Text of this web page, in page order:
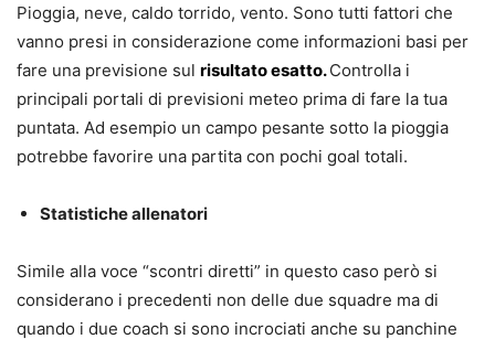
Pioggia, neve, caldo torrido, vento. Sono tutti fattori che
vanno presi in considerazione come informazioni basi per
fare una previsione sul risultato esatto.Controlla i
principali portali di previsioni meteo prima di fare la tua
puntata. Ad esempio un campo pesante sotto la pioggia
potrebbe favorire una partita con pochi goal totali.
Statistiche allenatori
Simile alla voce “scontri diretti” in questo caso però si
considerano i precedenti non delle due squadre ma di
quando i due coach si sono incrociati anche su panchine